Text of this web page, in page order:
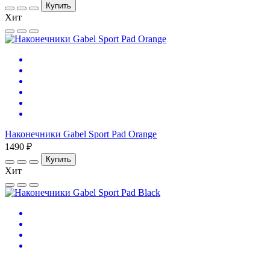
Купить
Хит
Наконечники Gabel Sport Pad Orange
1490 ₽
Купить
Хит